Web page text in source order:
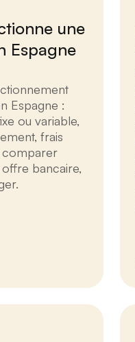
une
Espagne
Espagne :
ou variable,
frais
comparer
bancaire,